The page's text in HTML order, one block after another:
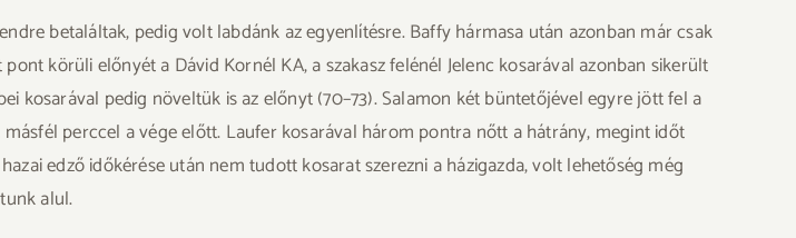
betaláltak, pedig volt labdánk az egyenlítésre. Baffy hármasa után azonban már csak
körüli előnyét a Dávid Kornél KA, a szakasz felénél Jelenc kosarával azonban sikerült
kosarával pedig növeltük is az előnyt (70–73). Salamon két büntetőjével egyre jött fel a
perccel a vége előtt. Laufer kosarával három pontra nőtt a hátrány, megint időt
edző időkérése után nem tudott kosarat szerezni a házigazda, volt lehetőség még
alul.